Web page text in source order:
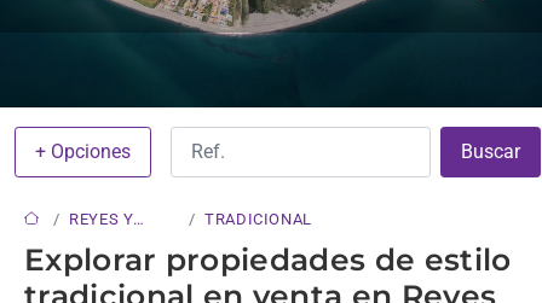
+ Opciones Buscar
REYES Y
REINAS
TRADICIONAL
Explorar propiedades de estilo
tradicional en venta en Reyes